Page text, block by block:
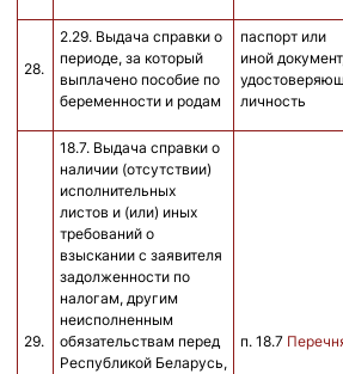
28.
2.29. Выдача справки о
периоде, за который
выплачено пособие по
беременности и родам
паспорт или
иной
личность
29.
18.7. Выдача справки о
наличии (отсутствии)
исполнительных
листов и (или) иных
требований о
взыскании с заявителя
задолженности по
налогам, другим
неисполненным
обязательствам перед
Республикой Беларусь,
п. 18.7